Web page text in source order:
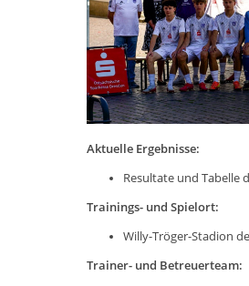
Aktuelle Ergebnisse:
Resultate und Tabelle
Trainings- und Spielort:
Willy-Tröger-Stadion
Trainer- und Betreuerteam: